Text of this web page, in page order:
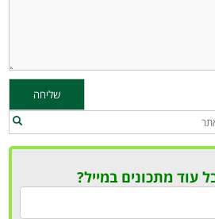
עוד מתכונים במייל?